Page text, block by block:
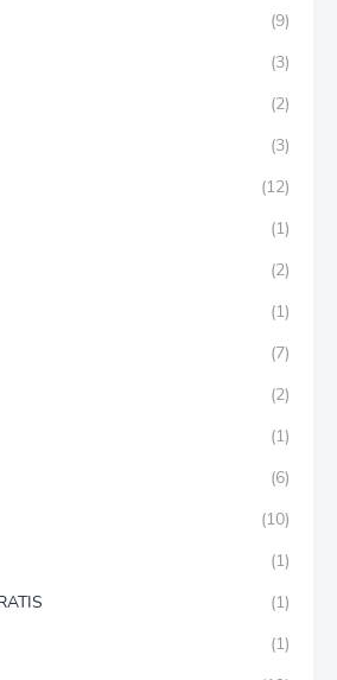
(9)
(3)
(2)
(3)
(12)
(1)
(2)
(1)
(7)
(2)
(1)
(6)
(10)
(1)
(1)
(1)